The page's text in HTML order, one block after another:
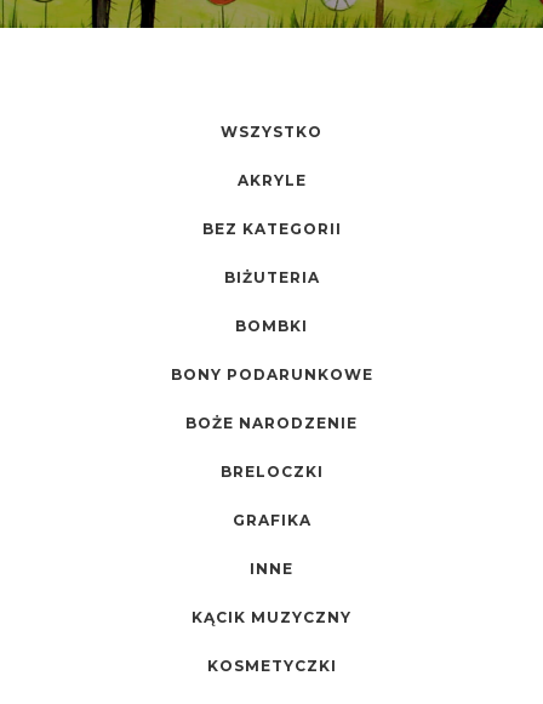
WSZYSTKO
AKRYLE
BEZ KATEGORII
BIŻUTERIA
BOMBKI
BONY PODARUNKOWE
BOŻE NARODZENIE
BRELOCZKI
GRAFIKA
INNE
KĄCIK MUZYCZNY
KOSMETYCZKI